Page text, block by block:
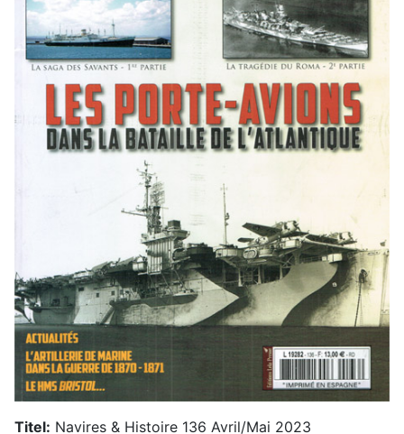
Titel: Navires & Histoire 136 Avril/Mai 2023